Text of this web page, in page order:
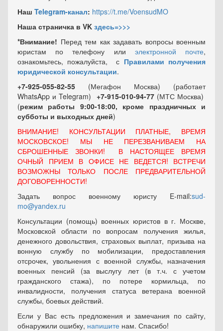
Наш Telegram-канал: https://t.me/VoensudMO
Наша страничка в VK здесь=>>>
*Внимание! Перед тем как задавать вопросы военным
юристам по телефону или электронной почте,
ознакомьтесь, пожалуйста, с Правилами получения
юридической консультации.
+7-925-055-82-55 (Мегафон Москва) (работает
WhatsApp и Telegram) +7-915-010-94-77 (МТС Москва)
(режим работы 9:00-18:00, кроме праздничных и
субботы и выходных дней)
ВНИМАНИЕ! КОНСУЛЬТАЦИИ ПЛАТНЫЕ, ВРЕМЯ
МОСКОВСКОЕ! МЫ НЕ ПЕРЕЗВАНИВАЕМ НА
СБРОШЕННЫЕ ЗВОНКИ! В НАСТОЯЩЕЕ ВРЕМЯ
ОЧНЫЙ ПРИЕМ В ОФИСЕ НЕ ВЕДЕТСЯ! ВСТРЕЧИ
ВОЗМОЖНЫ ТОЛЬКО ПОСЛЕ ПРЕДВАРИТЕЛЬНОЙ
ДОГОВОРЕННОСТИ!
Задать вопрос военному юристу E-mail:sud-
mo@yandex.ru
Консультации (помощь) военных юристов в г. Москве,
Московской области по вопросам получения жилья,
денежного довольствия, страховых выплат, призыва на
вонную службу по мобилизации, предоставления
отсрочек, увольнения с военной службы, назначения
военных пенсий (за выслугу лет (в т.ч. с учетом
гражданского стажа), по потере кормильца, по
инвалидности, получения статуса ветерана военной
службы, боевых действий.
Если у Вас есть предложения и замечания по сайту,
обнаружили ошибку, напишите нам. Спасибо!